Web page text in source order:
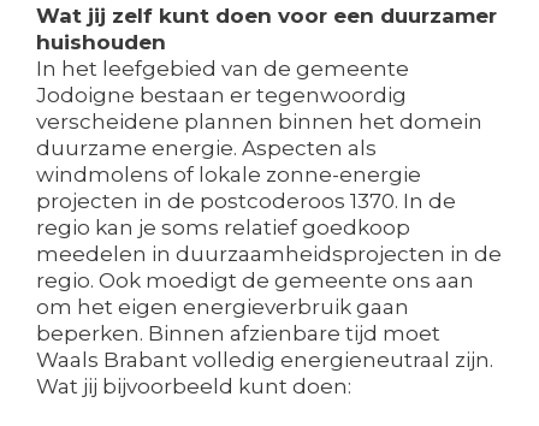
Wat jij zelf kunt doen voor een duurzamer
huishouden
In het leefgebied van de gemeente
Jodoigne bestaan er tegenwoordig
verscheidene plannen binnen het domein
duurzame energie. Aspecten als
windmolens of lokale zonne-energie
projecten in de postcoderoos 1370. In de
regio kan je soms relatief goedkoop
meedelen in duurzaamheidsprojecten in de
regio. Ook moedigt de gemeente ons aan
om het eigen energieverbruik gaan
beperken. Binnen afzienbare tijd moet
Waals Brabant volledig energieneutraal zijn.
Wat jij bijvoorbeeld kunt doen: